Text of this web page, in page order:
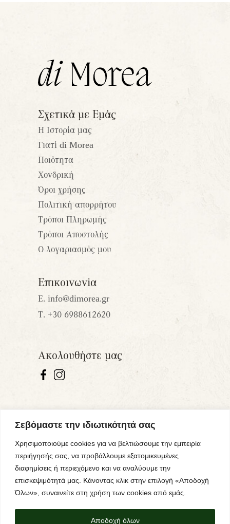
Σεβόμαστε την ιδιωτικότητά σας
Χρησιμοποιούμε cookies για να βελτιώσουμε την εμπειρία
περιήγησής σας, να προβάλλουμε εξατομικευμένες
διαφημίσεις ή περιεχόμενο και να αναλύουμε την
επισκεψιμότητά μας. Κάνοντας κλικ στην επιλογή «Αποδοχή
Όλων», συναινείτε στη χρήση των cookies από εμάς.
Αποδοχή όλων
Σχετικά με Εμάς
Η Ιστορία μας
Γιατί di Morea
Ποιότητα
Χονδρική
Όροι χρήσης
Πολιτική απορρήτου
Τρόποι Πληρωμής
Τρόποι Αποστολής
Ο λογαριασμός μου
Επικοινωνία
Ε. info@dimorea.gr
Τ. +30 6988612620
Ακολουθήστε μας